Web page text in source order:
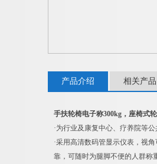
产品介绍 相关产品
手扶轮椅电子称300kg，座椅式
·为行业及康复中心、疗养院等
·采用高清数码管显示仪表，视
靠，可随时为腿脚不便的人群称